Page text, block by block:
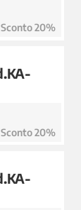
Sconto 20%
Sconto 20%